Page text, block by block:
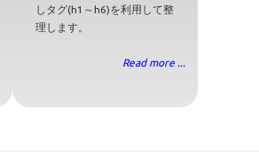
しタグ(h1～h6)を利用して整
理します。
Read more ...